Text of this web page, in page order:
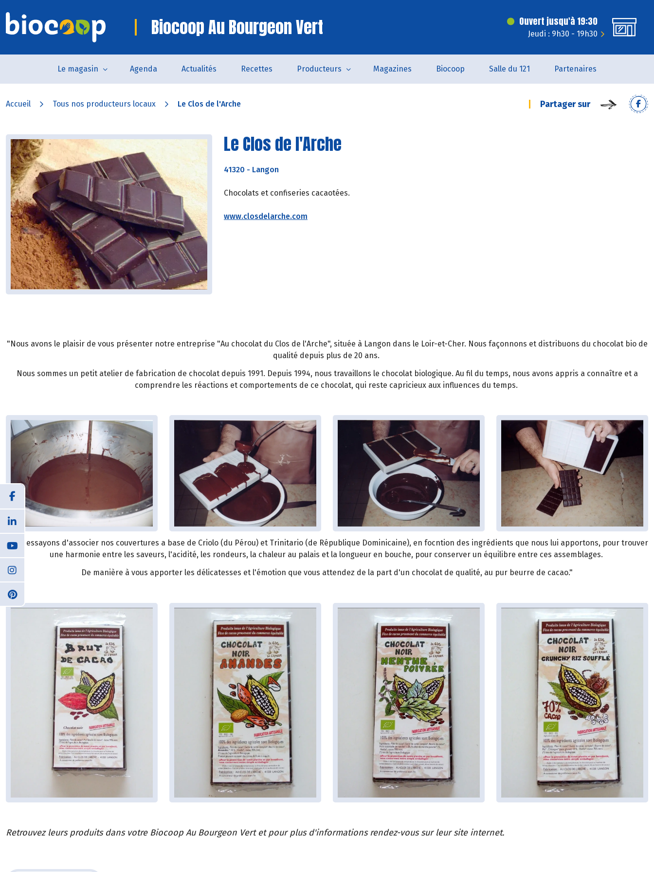
Biocoop Au Bourgeon Vert Ouvert jusqu'à 19:30
Jeudi : 9h30 - 19h30
Le magasin Agenda Actualités Recettes Producteurs Magazines Biocoop Salle du 121 Partenaires
Accueil Tous nos producteurs locaux Le Clos de l'Arche Partager sur
Le Clos de l'Arche
41320 - Langon
Chocolats et confiseries cacaotées.
www.closdelarche.com
"Nous avons le plaisir de vous présenter notre entreprise "Au chocolat du Clos de l'Arche", située à Langon dans le Loir-et-Cher. Nous façonnons et distribuons du chocolat bio de
qualité depuis plus de 20 ans.
Nous sommes un petit atelier de fabrication de chocolat depuis 1991. Depuis 1994, nous travaillons le chocolat biologique. Au fil du temps, nous avons appris a connaître et a
comprendre les réactions et comportements de ce chocolat, qui reste capricieux aux influences du temps.
Nous essayons d'associer nos couvertures a base de Criolo (du Pérou) et Trinitario (de République Dominicaine), en focntion des ingrédients que nous lui apportons, pour trouver
une harmonie entre les saveurs, l'acidité, les rondeurs, la chaleur au palais et la longueur en bouche, pour conserver un équilibre entre ces assemblages.
De manière à vous apporter les délicatesses et l'émotion que vous attendez de la part d'un chocolat de qualité, au pur beurre de cacao."
Retrouvez leurs produits dans votre Biocoop Au Bourgeon Vert et pour plus d'informations rendez-vous sur leur site internet.